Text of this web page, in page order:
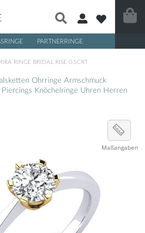
PARTNERRINGE
RINGE BRIDAL RISE 0.5CRT
Ohrringe Armschmuck
Piercings Knöchelringe Uhren Herren
Maßangaben